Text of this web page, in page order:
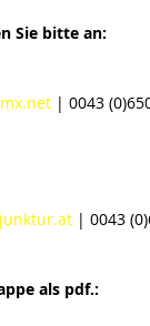
Sie bitte an:
| 0043
| 0043
als pdf.: